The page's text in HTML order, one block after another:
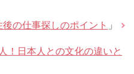
の仕事探しのポイント 」
！日本人との文化の違いと